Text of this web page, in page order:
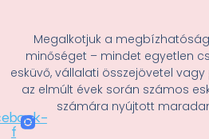
Megalkotjuk a
minőséget – mindet egyetlen
esküvő, vállalati összejövetel
az elmúlt évek során számos
számára nyújtott
f